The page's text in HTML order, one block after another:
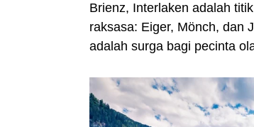
Brienz, Interlaken adalah
raksasa: Eiger, Mönch, dan
adalah surga bagi pecinta